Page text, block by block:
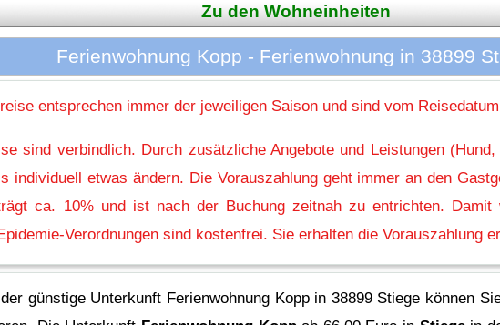
Zu den Wohneinheiten
Ferienwohnung Kopp - Ferienwohnung in 38899
entsprechen immer der jeweiligen Saison und sind vom
sind verbindlich. Durch zusätzliche Angebote und Leistungen
individuell etwas ändern. Die Vorauszahlung geht immer an den
ca. 10% und ist nach der Buchung zeitnah zu entrichten.
Verordnungen sind kostenfrei. Sie erhalten die Vorauszahlung
günstige Unterkunft Ferienwohnung Kopp in 38899 Stiege können